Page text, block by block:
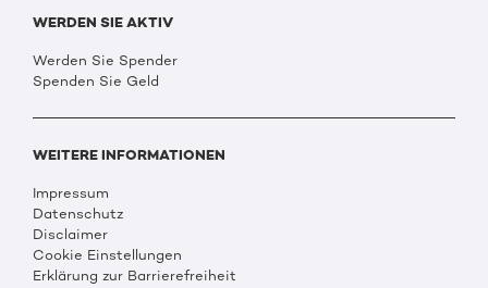
WERDEN SIE AKTIV
Werden Sie Spender
Spenden Sie Geld
WEITERE INFORMATIONEN
Impressum
Datenschutz
Disclaimer
Cookie Einstellungen
Erklärung zur Barrierefreiheit